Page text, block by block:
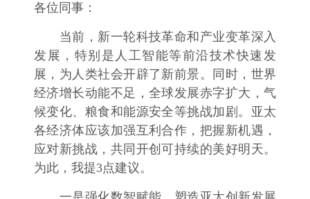
各位同事：
当前，新一轮科技革命和产业变革深入
发展，特别是人工智能等前沿技术快速发
展，为人类社会开辟了新前景。同时，世界
经济增长动能不足，全球发展赤字扩大，气
候变化、粮食和能源安全等挑战加剧。亚太
各经济体应该加强互利合作，把握新机遇，
应对新挑战，共同开创可持续的美好明天。
为此，我提3点建议。